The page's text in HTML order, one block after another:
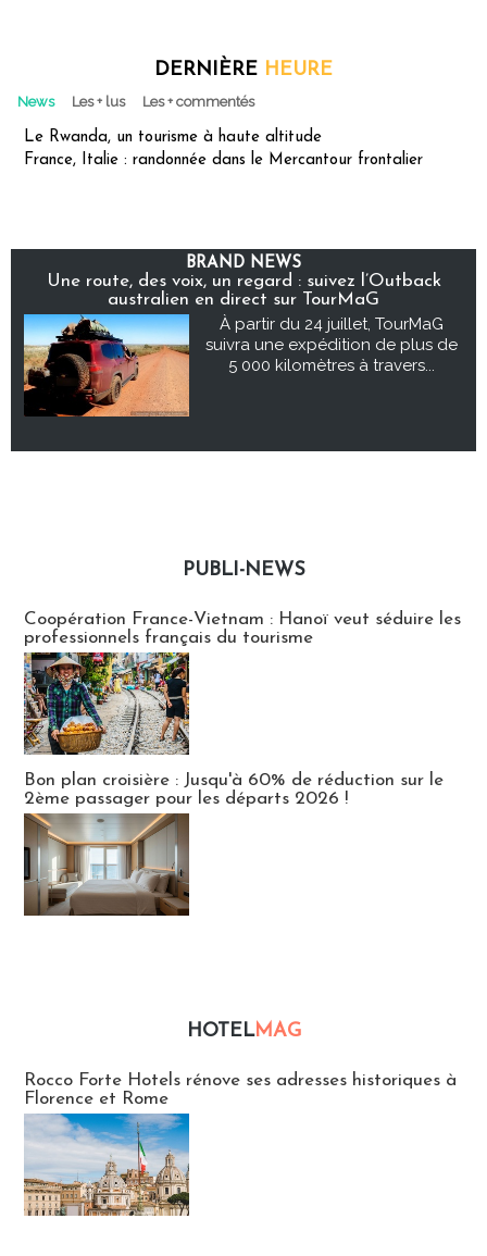
DERNIÈRE HEURE
News Les + lus Les + commentés
Le Rwanda, un tourisme à haute altitude
France, Italie : randonnée dans le Mercantour frontalier
BRAND NEWS
Une route, des voix, un regard : suivez l’Outback
australien en direct sur TourMaG
À partir du 24 juillet, TourMaG
suivra une expédition de plus de
5 000 kilomètres à travers...
PUBLI-NEWS
Coopération France-Vietnam : Hanoï veut séduire les
professionnels français du tourisme
Bon plan croisière : Jusqu'à 60% de réduction sur le
2ème passager pour les départs 2026 !
HOTELMAG
Rocco Forte Hotels rénove ses adresses historiques à
Florence et Rome